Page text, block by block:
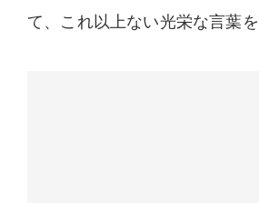
て、これ以上ない光栄な言葉を